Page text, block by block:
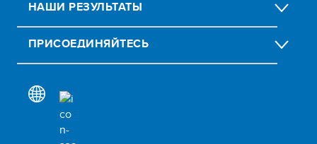
НАШИ РЕЗУЛЬТАТЫ
ПРИСОЕДИНЯЙТЕСЬ